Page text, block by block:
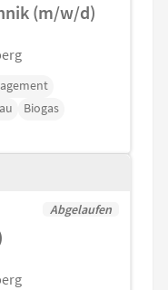
(m/w/d)
Biogas
Abgelaufen